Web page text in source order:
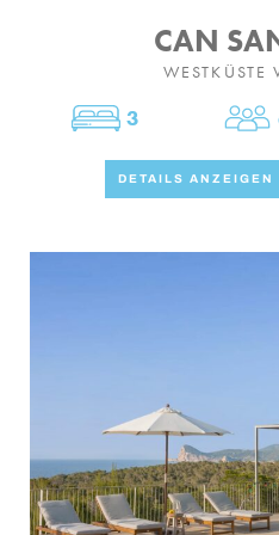
CAN
Schlafzimmer
3
DETAILS ANZEIGEN